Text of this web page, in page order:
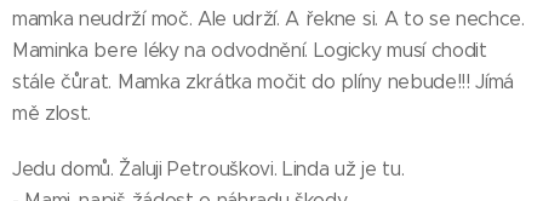
mamka neudrží moč. Ale udrží. A řekne si. A to se nechce.
Maminka bere léky na odvodnění. Logicky musí chodit
stále čůrat. Mamka zkrátka močit do plíny nebude!!! Jímá
mě zlost.
Jedu domů. Žaluji Petrouškovi. Linda už je tu.